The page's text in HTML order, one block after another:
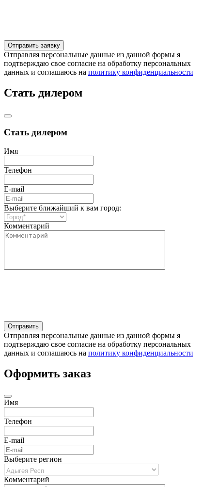
Отправляя персональные данные из данной формы я
подтверждаю свое согласие на обработку персональных
данных и соглашаюсь на политику конфиденциальности
Стать дилером
Стать дилером
Имя
Телефон
E-mail
Выберите ближайший к вам город:
Комментарий
Отправляя персональные данные из данной формы я
подтверждаю свое согласие на обработку персональных
данных и соглашаюсь на политику конфиденциальности
Оформить заказ
Имя
Телефон
E-mail
Выберите регион
Комментарий